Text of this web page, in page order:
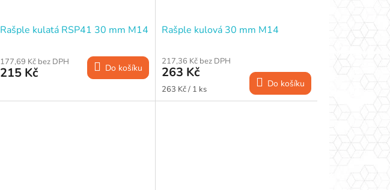
Rašple kulatá RSP41 30 mm M14
177,69 Kč bez DPH
215 Kč Do košíku
Rašple kulová 30 mm M14
217,36 Kč bez DPH
263 Kč
Měrná
cena:
263 Kč / 1 ks Do košíku